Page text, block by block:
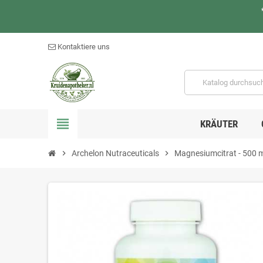
Kontaktiere uns
view_headline KRÄUTER
chevron_right Archelon Nutraceuticals chevron_right Magnesiumcitrat - 500